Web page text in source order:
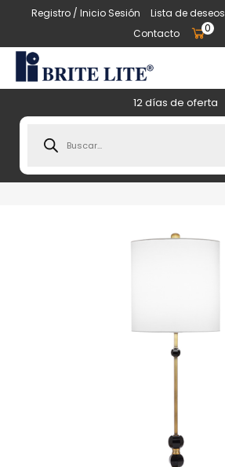
Registro / Inicio Sesión Lista de deseos
Contacto
0
12 días de oferta
search